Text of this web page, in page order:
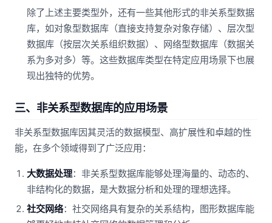
除了上述主要类型外，还有一些其他形式的非关系型数据
库，如对象型数据库（直接支持复杂对象存储）、层次型
数据库（按层次关系组织数据）、网络型数据库（数据关
系为多对多）等。这些数据库类型在特定应用场景下也展
现出独特的优势。
三、非关系型数据库的应用场景
非关系型数据库因其灵活的数据模型、高扩展性和卓越的性
能，在多个领域得到了广泛应用：
大数据处理：非关系型数据库能够处理海量的、动态的、
非结构化的数据，是大数据分析和处理的理想选择。
社交网络：社交网络具有复杂的关系结构，图形数据库能